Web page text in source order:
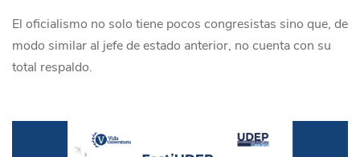
El oficialismo no solo tiene pocos congresistas sino que, de
modo similar al jefe de estado anterior, no cuenta con su
total respaldo.